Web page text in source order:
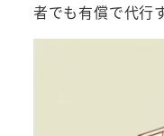
者でも有償で代行